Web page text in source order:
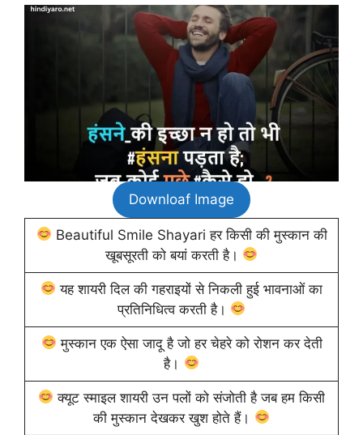
Downloaf Image
Beautiful Smile Shayari हर किसी की मुस्कान की
खूबसूरती को बयां करती है।
यह शायरी दिल की गहराइयों से निकली हुई भावनाओं का
प्रतिनिधित्व करती है।
मुस्कान एक ऐसा जादू है जो हर चेहरे को रोशन कर देती
है।
क्यूट स्माइल शायरी उन पलों को संजोती है जब हम किसी
की मुस्कान देखकर खुश होते हैं।